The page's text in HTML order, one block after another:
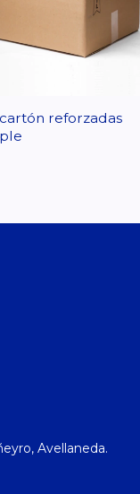
reforzadas
Avellaneda.